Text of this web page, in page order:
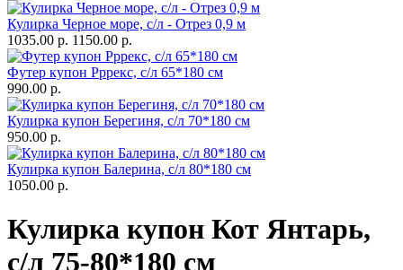
Кулирка Черное море, с/л - Отрез 0,9 м
1035.00 р. 1150.00 р.
Футер купон Рррекс, с/л 65*180 см
990.00 р.
Кулирка купон Берегиня, с/л 70*180 см
950.00 р.
Кулирка купон Балерина, с/л 80*180 см
1050.00 р.
Кулирка купон Кот Янтарь,
с/л 75-80*180 см